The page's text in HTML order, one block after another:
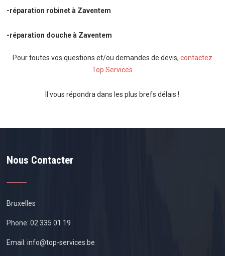
-réparation robinet à Zaventem
-réparation douche à Zaventem
Pour toutes vos questions et/ou demandes de devis, contactez
Top Services
Il vous répondra dans les plus brefs délais !
Nous Contacter
Bruxelles
Phone:02 335 01 19
Email:info@top-services.be